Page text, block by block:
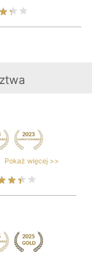
Pokaż więcej >>